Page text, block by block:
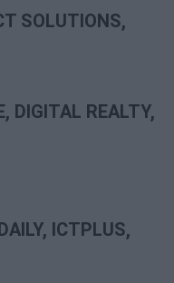
SOLUTIONS,
DIGITAL REALTY,
ICTPLUS,